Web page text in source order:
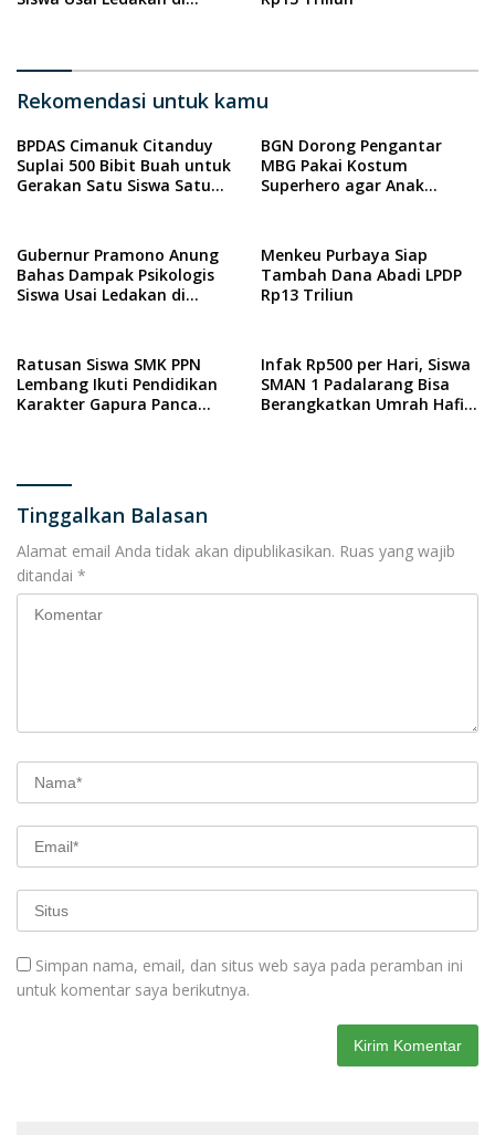
Rekomendasi untuk kamu
BPDAS Cimanuk Citanduy
Suplai 500 Bibit Buah untuk
Gerakan Satu Siswa Satu
BGN Dorong Pengantar
MBG Pakai Kostum
Superhero agar Anak
Gubernur Pramono Anung
Bahas Dampak Psikologis
Siswa Usai Ledakan di
Menkeu Purbaya Siap
Tambah Dana Abadi LPDP
Rp13 Triliun
Ratusan Siswa SMK PPN
Lembang Ikuti Pendidikan
Karakter Gapura Panca
Infak Rp500 per Hari, Siswa
SMAN 1 Padalarang Bisa
Berangkatkan Umrah Hafiz
Tinggalkan Balasan
Alamat email Anda tidak akan dipublikasikan. Ruas yang wajib
ditandai *
Simpan nama, email, dan situs web saya pada peramban ini
untuk komentar saya berikutnya.